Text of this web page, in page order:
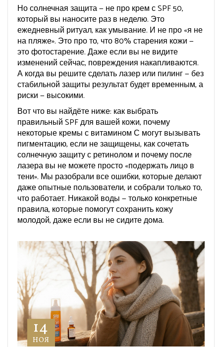
Но солнечная защита — не про крем с SPF 50,
который вы наносите раз в неделю. Это
ежедневный ритуал, как умывание. И не про «я не
на пляже». Это про то, что 80% старения кожи —
это фотостарение. Даже если вы не видите
изменений сейчас, повреждения накапливаются.
А когда вы решите сделать лазер или пилинг — без
стабильной защиты результат будет временным, а
риски — высокими.
Вот что вы найдёте ниже: как выбрать
правильный SPF для вашей кожи, почему
некоторые кремы с витамином С могут вызывать
пигментацию, если не защищены, как сочетать
солнечную защиту с ретинолом и почему после
лазера вы не можете просто «подержать лицо в
тени». Мы разобрали все ошибки, которые делают
даже опытные пользователи, и собрали только то,
что работает. Никакой воды — только конкретные
правила, которые помогут сохранить кожу
молодой, даже если вы не сидите дома.
14
НОЯ